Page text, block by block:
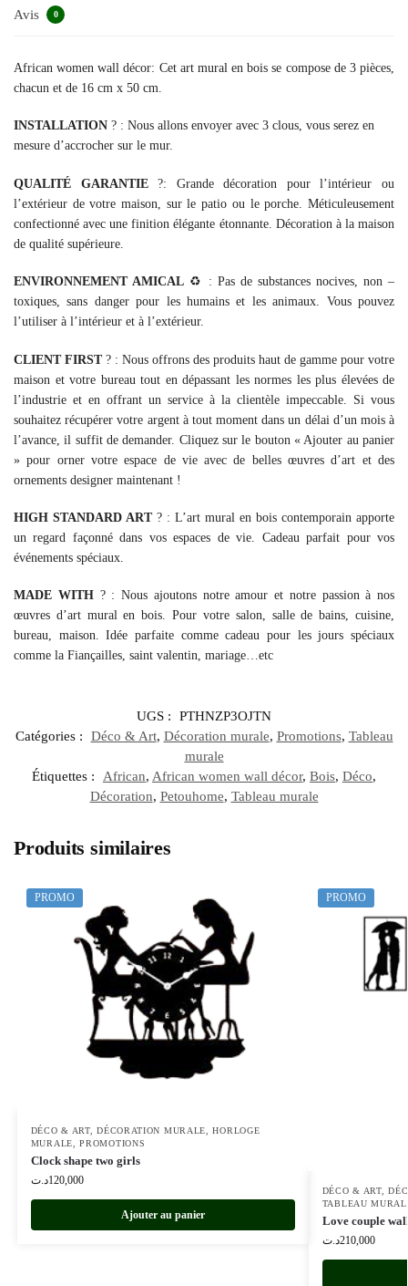
Avis 0
African women wall décor: Cet art mural en bois se compose de 3 pièces,
chacun et de 16 cm x 50 cm.
INSTALLATION ?️ : Nous allons envoyer avec 3 clous, vous serez en
mesure d’accrocher sur le mur.
QUALITÉ GARANTIE?: Grande décoration pour l’intérieur ou
l’extérieur de votre maison, sur le patio ou le porche. Méticuleusement
confectionné avec une finition élégante étonnante. Décoration à la maison
de qualité supérieure.
ENVIRONNEMENT AMICAL ♻️ : Pas de substances nocives, non –
toxiques, sans danger pour les humains et les animaux. Vous pouvez
l’utiliser à l’intérieur et à l’extérieur.
CLIENT FIRST? : Nous offrons des produits haut de gamme pour votre
maison et votre bureau tout en dépassant les normes les plus élevées de
l’industrie et en offrant un service à la clientèle impeccable. Si vous
souhaitez récupérer votre argent à tout moment dans un délai d’un mois à
l’avance, il suffit de demander. Cliquez sur le bouton « Ajouter au panier
» pour orner votre espace de vie avec de belles œuvres d’art et des
ornements designer maintenant !
HIGH STANDARD ART?️ : L’art mural en bois contemporain apporte
un regard façonné dans vos espaces de vie. Cadeau parfait pour vos
événements spéciaux.
MADE WITH? : Nous ajoutons notre amour et notre passion à nos
œuvres d’art mural en bois. Pour votre salon, salle de bains, cuisine,
bureau, maison. Idée parfaite comme cadeau pour les jours spéciaux
comme la Fiançailles, saint valentin, mariage…etc
UGS :
PTHNZP3OJTN
Catégories :
Déco & Art, Décoration murale, Promotions, Tableau
murale
Étiquettes :
African, African women wall décor, Bois, Déco,
Décoration, Petouhome, Tableau murale
Produits similaires
PROMO
DÉCO & ART,DÉCORATION MURALE ,HORLOGE
MURALE ,PROMOTIONS
Clock shape two girls
120,000د.ت
Ajouter au panier
PROMO
DÉCO & ART,
TABLEAU
Love couple
210,000د.ت